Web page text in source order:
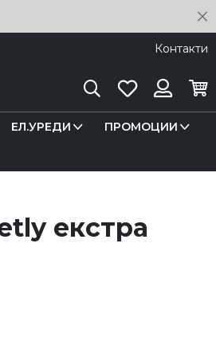
Контакти
ТърсенеЛюбими
ЕЛ.УРЕДИ ПРОМОЦИИ
eкстра